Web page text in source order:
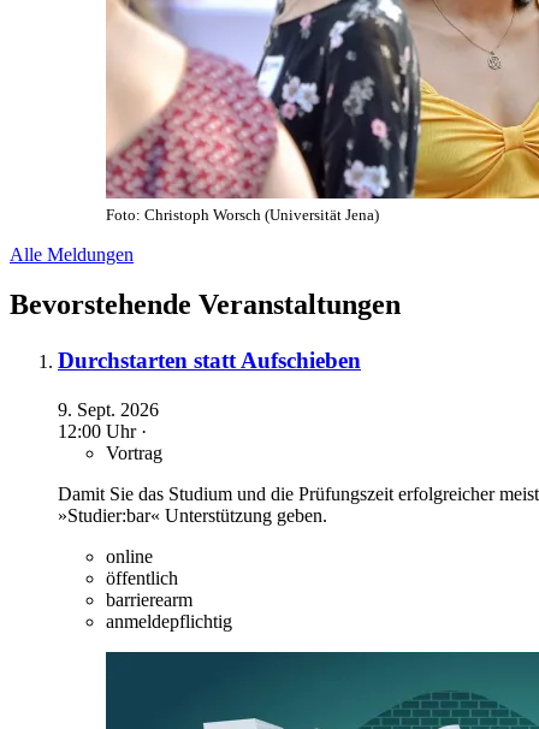
Foto: Christoph Worsch (Universität Jena)
Alle Meldungen
Bevorstehende Veranstaltungen
Durchstarten statt Aufschieben
9. Sept. 2026
12:00 Uhr ·
Vortrag
Damit Sie das Studium und die Prüfungszeit erfolgreicher
»Studier:bar« Unterstützung geben.
online
öffentlich
barrierearm
anmeldepflichtig